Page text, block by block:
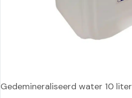
Gedemineraliseerd water 10 liter